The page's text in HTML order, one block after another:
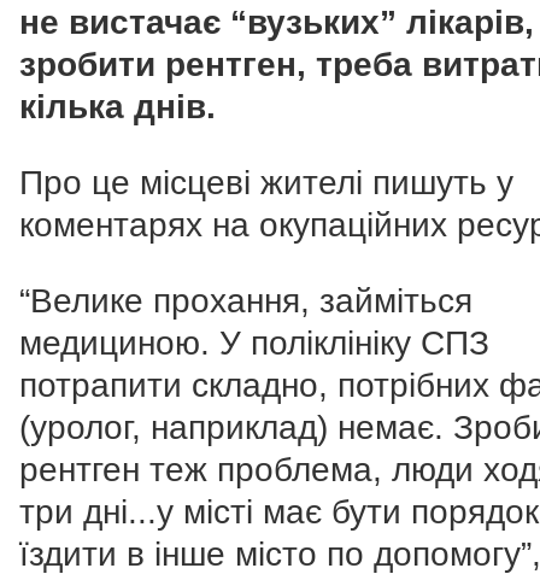
не вистачає “вузьких”
зробити рентген, треба
кілька днів.
Про це місцеві жителі пишуть у
коментарях на окупаційних
“Велике прохання, займіться
медициною. У поліклініку СПЗ
потрапити складно, потрібних
(уролог, наприклад) немає.
рентген теж проблема, люди
три дні...у місті має бути
їздити в інше місто по